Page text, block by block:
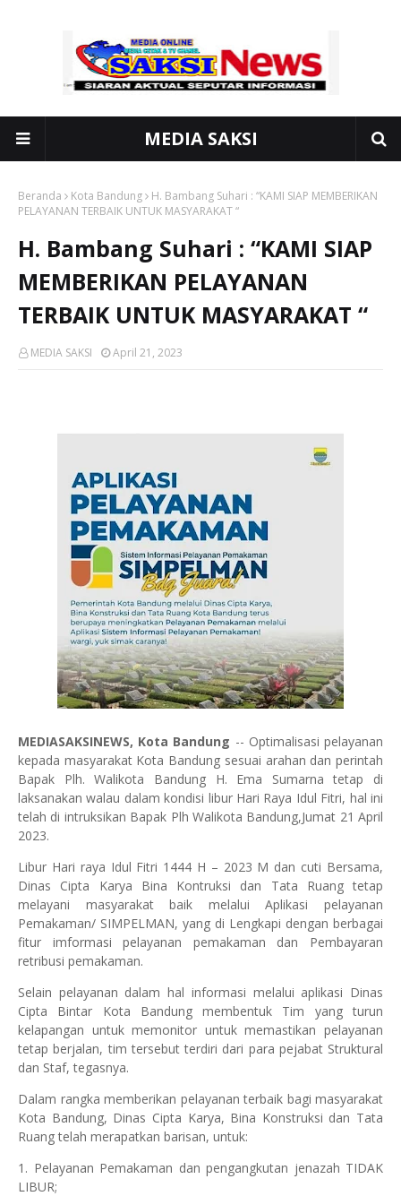
MEDIA SAKSI
Beranda Kota Bandung
H. Bambang Suhari : “KAMI SIAP MEMBERIKAN
PELAYANAN TERBAIK UNTUK MASYARAKAT “
H. Bambang Suhari : “KAMI SIAP
MEMBERIKAN PELAYANAN
TERBAIK UNTUK MASYARAKAT “
MEDIA SAKSI April 21, 2023
MEDIASAKSINEWS, Kota Bandung -- Optimalisasi pelayanan
kepada masyarakat Kota Bandung sesuai arahan dan perintah
Bapak Plh. Walikota Bandung H. Ema Sumarna tetap di
laksanakan walau dalam kondisi libur Hari Raya Idul Fitri, hal ini
telah di intruksikan Bapak Plh Walikota Bandung,Jumat 21 April
2023.
Libur Hari raya Idul Fitri 1444 H – 2023 M dan cuti Bersama,
Dinas Cipta Karya Bina Kontruksi dan Tata Ruang tetap
melayani masyarakat baik melalui Aplikasi pelayanan
Pemakaman/ SIMPELMAN, yang di Lengkapi dengan berbagai
fitur imformasi pelayanan pemakaman dan Pembayaran
retribusi pemakaman.
Selain pelayanan dalam hal informasi melalui aplikasi Dinas
Cipta Bintar Kota Bandung membentuk Tim yang turun
kelapangan untuk memonitor untuk memastikan pelayanan
tetap berjalan, tim tersebut terdiri dari para pejabat Struktural
dan Staf, tegasnya.
Dalam rangka memberikan pelayanan terbaik bagi masyarakat
Kota Bandung, Dinas Cipta Karya, Bina Konstruksi dan Tata
Ruang telah merapatkan barisan, untuk:
1. Pelayanan Pemakaman dan pengangkutan jenazah TIDAK
LIBUR;